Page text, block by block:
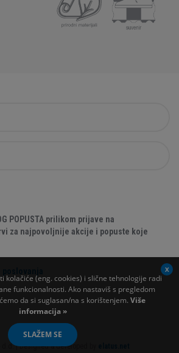
POPUSTA prilikom prijave na
za najpovoljnije akcije i popuste koje
d.d. | Designed & developed by
kolačiće (eng. cookies) i slične tehnologije radi
funkcionalnosti. Ako nastaviš s pregledom
da si suglasan/na s korištenjem. Više
informacija »
SLAŽEM SE